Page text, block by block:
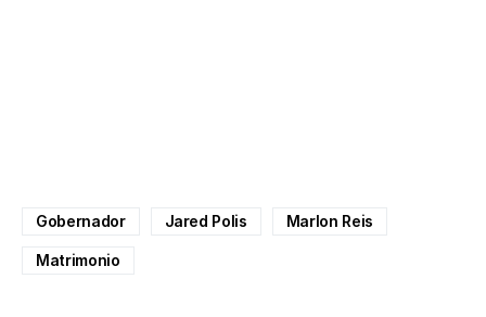
Gobernador Jared Polis Marlon Reis
Matrimonio